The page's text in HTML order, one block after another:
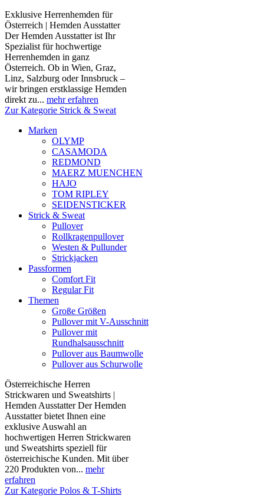
Exklusive Herrenhemden für
Österreich | Hemden Ausstatter
Der Hemden Ausstatter ist Ihr
Spezialist für hochwertige
Herrenhemden in ganz
Österreich. Ob in Wien, Graz,
Linz, Salzburg oder Innsbruck –
wir bringen erstklassige Hemden
direkt zu... mehr erfahren
Zur Kategorie Strick & Sweat
Marken
OLYMP
CASAMODA
REDMOND
MAERZ MUENCHEN
HAJO
TOM RIPLEY
SEIDENSTICKER
Strick & Sweat
Pullover
Rollkragenpullover
Westen & Pullunder
Strickjacken
Passformen
Comfort Fit
Regular Fit
Themen
Große Größen
Pullover mit V-Ausschnitt
Pullover mit
Rundhalsausschnitt
Pullover aus Baumwolle
Pullover aus Schurwolle
Österreichische Herren
Strickwaren und Sweatshirts |
Hemden Ausstatter Der Hemden
Ausstatter bietet Ihnen eine
exklusive Auswahl an
hochwertigen Herren Strickwaren
und Sweatshirts speziell für
österreichische Kunden. Mit über
220 Produkten von... mehr
erfahren
Zur Kategorie Polos & T-Shirts